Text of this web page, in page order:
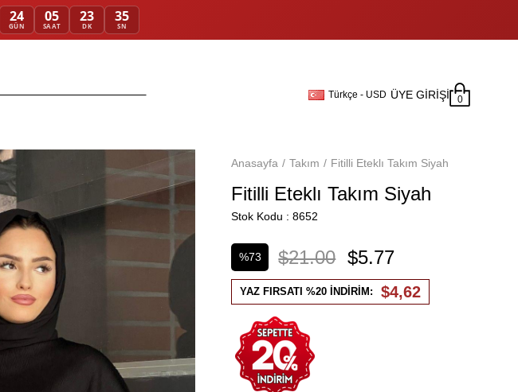
24
GÜN
05
SAAT
23
DK
33
SN
Türkçe - USD ÜYE GIRIŞI 0
Anasayfa Takım Fitilli Eteklı Takım Siyah
Fitilli Eteklı Takım Siyah
Stok Kodu 8652
%73
İndirim
$21.00 $5.77
YAZ FIRSATI %20 İNDİRİM: $4,62